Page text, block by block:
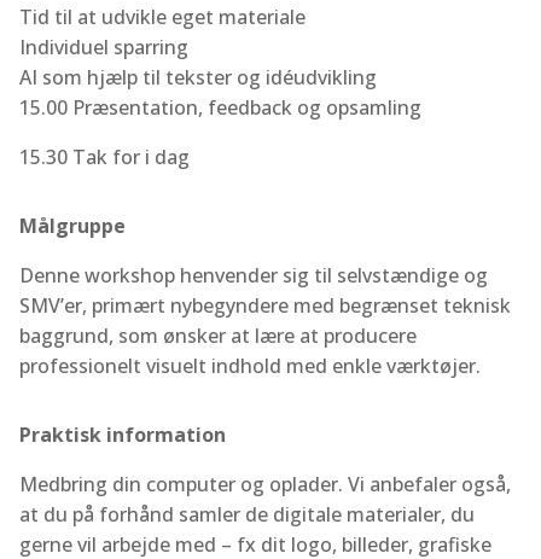
Tid til at udvikle eget materiale
Individuel sparring
AI som hjælp til tekster og idéudvikling
15.00 Præsentation, feedback og opsamling
15.30 Tak for i dag
Målgruppe
Denne workshop henvender sig til selvstændige og
SMV’er, primært nybegyndere med begrænset teknisk
baggrund, som ønsker at lære at producere
professionelt visuelt indhold med enkle værktøjer.
Praktisk information
Medbring din computer og oplader. Vi anbefaler også,
at du på forhånd samler de digitale materialer, du
gerne vil arbejde med – fx dit logo, billeder, grafiske